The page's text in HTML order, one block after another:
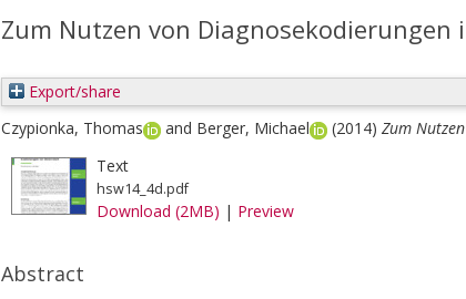
Zum Nutzen von Diagnosekodierungen
Export/share
Czypionka, Thomas
and Berger, Michael (2014) Zum
Text
hsw14_4d.pdf
Download (2MB) | Preview
Abstract